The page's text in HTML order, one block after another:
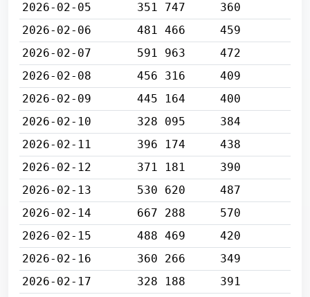
2026-02-05
351 747
360
2026-02-06
481 466
459
2026-02-07
591 963
472
2026-02-08
456 316
409
2026-02-09
445 164
400
2026-02-10
328 095
384
2026-02-11
396 174
438
2026-02-12
371 181
390
2026-02-13
530 620
487
2026-02-14
667 288
570
2026-02-15
488 469
420
2026-02-16
360 266
349
2026-02-17
328 188
391